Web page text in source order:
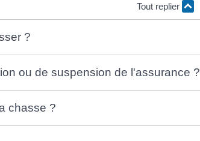
Tout replier
?
ou de suspension de l'assurance ?
chasse ?